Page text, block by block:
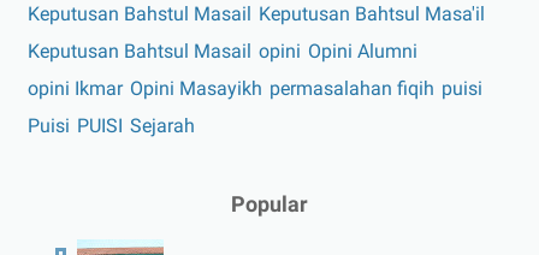
Keputusan Bahstul Masail Keputusan Bahtsul Masa'il
Keputusan Bahtsul Masail opini Opini Alumni
opini Ikmar Opini Masayikh permasalahan fiqih puisi
Puisi PUISI Sejarah
Popular